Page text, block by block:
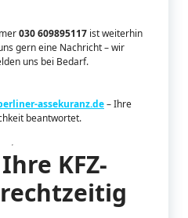
030 609895117 ist weiterhin
gern eine Nachricht – wir
uns bei Bedarf.
assekuranz.de– Ihre
beantwortet.
KFZ-